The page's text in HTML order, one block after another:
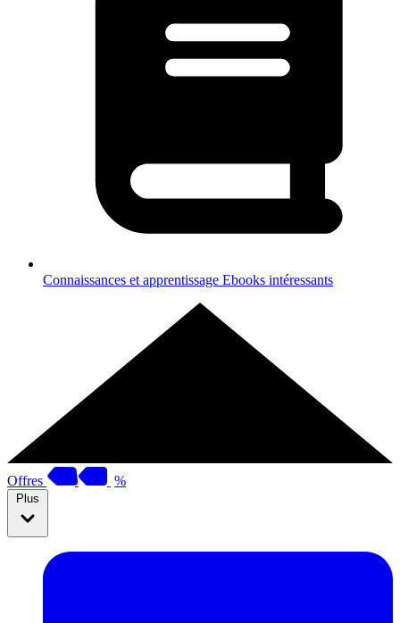
Connaissances et apprentissage Ebooks intéressants
Offres %
Plus